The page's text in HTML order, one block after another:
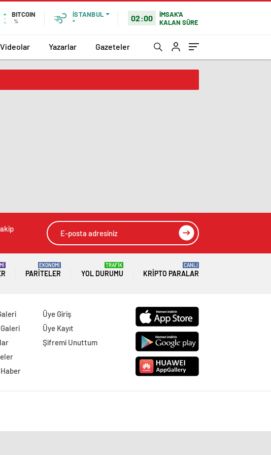
BITCOIN
%
İSTANBUL
°
02:00
İMSAK'A
KALAN SÜRE
Videolar Yazarlar Gazeteler
PARITELER
EKONOMİ
YOL DURUMU
TRAFİK
KRIPTO PARALAR
CANLI
Haber
Üye Giriş
Üye Kayıt
Şifremi Unuttum